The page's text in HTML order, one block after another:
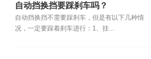
自动挡换挡要踩刹车吗？
自动挡换挡不需要踩刹车，但是有以下几种情
况，一定要踩着刹车进行：1、挂...